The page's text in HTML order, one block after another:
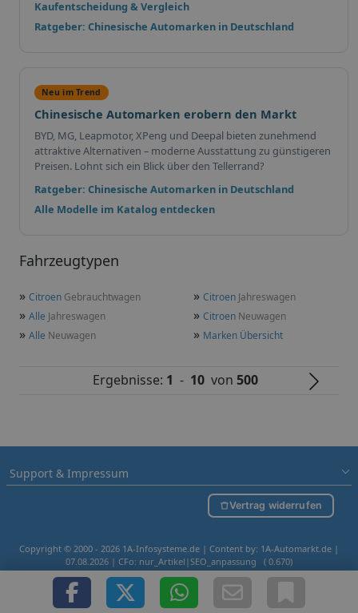
Kaufentscheidung & Vergleich
Ratgeber: Chinesische Automarken in Deutschland
Neu im Trend
Chinesische Automarken erobern den Markt
BYD, MG, Leapmotor, XPeng und Deepal bieten zunehmend
attraktive Alternativen – moderne Ausstattung zu günstigeren
Preisen. Lohnt sich ein Blick über den Tellerrand?
Ratgeber: Chinesische Automarken in Deutschland
Alle Modelle im Katalog entdecken
Fahrzeugtypen
» Citroen Gebrauchtwagen » Citroen Jahreswagen
» Alle Jahreswagen » Citroen Neuwagen
» Alle Neuwagen » Marken Übersicht
Ergebnisse: 1 - 10 von500
Support & Impressum
Vertrag widerrufen
Copyright © 2000 - 2026 1A-Infosysteme.de | Content by: 1A-Automarkt.de |
07.08.2026 | CFo: nur_Artikel|SEO_anpassung ( 0.670)